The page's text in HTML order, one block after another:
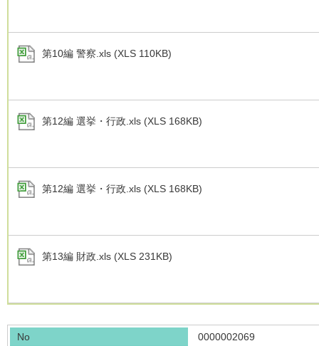
第10編 警察.xls (XLS 110KB)
第12編 選挙・行政.xls (XLS 168KB)
第12編 選挙・行政.xls (XLS 168KB)
第13編 財政.xls (XLS 231KB)
No
0000002069